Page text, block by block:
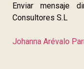
Enviar mensaje
Consultores S.L
Johanna Arévalo